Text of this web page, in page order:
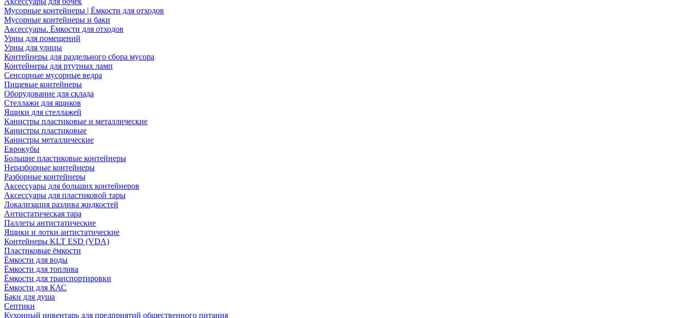
Мусорные контейнеры | Ёмкости для отходов
Мусорные контейнеры и баки
Аксессуары. Ёмкости для отходов
Урны для помещений
Урны для улицы
Контейнеры для раздельного сбора мусора
Контейнеры для ртутных ламп
Сенсорные мусорные ведра
Пищевые контейнеры
Оборудование для склада
Стеллажи для ящиков
Ящики для стеллажей
Канистры пластиковые и металлические
Канистры пластиковые
Канистры металлические
Еврокубы
Большие пластиковые контейнеры
Неразборные контейнеры
Разборные контейнеры
Аксессуары для больших контейнеров
Аксессуары для пластиковой тары
Локализация разлива жидкостей
Антистатическая тара
Паллеты антистатические
Ящики и лотки антистатические
Контейнеры KLT ESD (VDA)
Пластиковые ёмкости
Ёмкости для воды
Ёмкости для топлива
Ёмкости для транспортировки
Ёмкости для КАС
Баки для душа
Септики
Кухонный инвентарь для предприятий общественного питания